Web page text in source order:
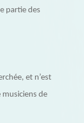
partie des
et n’est
de